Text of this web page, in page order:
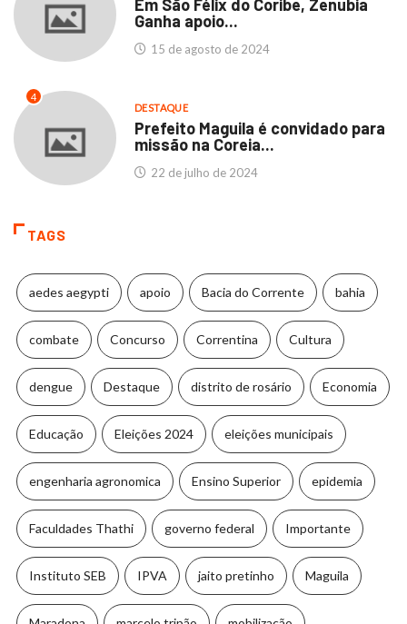
Em São Félix do Coribe, Zenubia
Ganha apoio...
15 de agosto de 2024
4
DESTAQUE
Prefeito Maguila é convidado para
missão na Coreia...
22 de julho de 2024
TAGS
aedes aegypti apoio Bacia do Corrente bahia
combate Concurso Correntina Cultura
dengue Destaque distrito de rosário Economia
Educação Eleições 2024 eleições municipais
engenharia agronomica Ensino Superior epidemia
Faculdades Thathi governo federal Importante
Instituto SEB IPVA jaito pretinho Maguila